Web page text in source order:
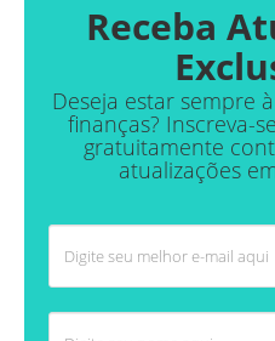
Receba
Deseja estar sempre
finanças? Inscreva-
gratuitamente
atualizações